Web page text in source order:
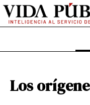
Ir
contenido
Los